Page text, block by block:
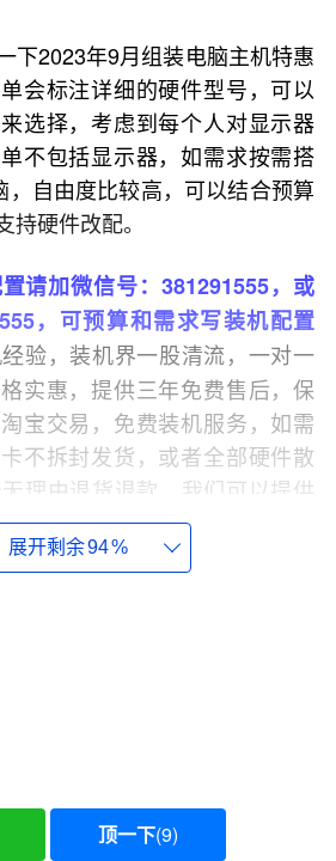
下2023年9月组装电脑主机特惠
会标注详细的硬件型号，可以
选择，考虑到每个人对显示器
不包括显示器，如需求按需搭
，自由度比较高，可以结合预算
硬件改配。
请加微信号：381291555，或
，可预算和需求写装机配置
验，装机界一股清流，一对一
实惠，提供三年免费售后，保
宝交易，免费装机服务，如需
不拆封发货，或者全部硬件散
理由退货退款，我们可以提供
核显APU电脑主机
展开剩余94%
顶一下(9)